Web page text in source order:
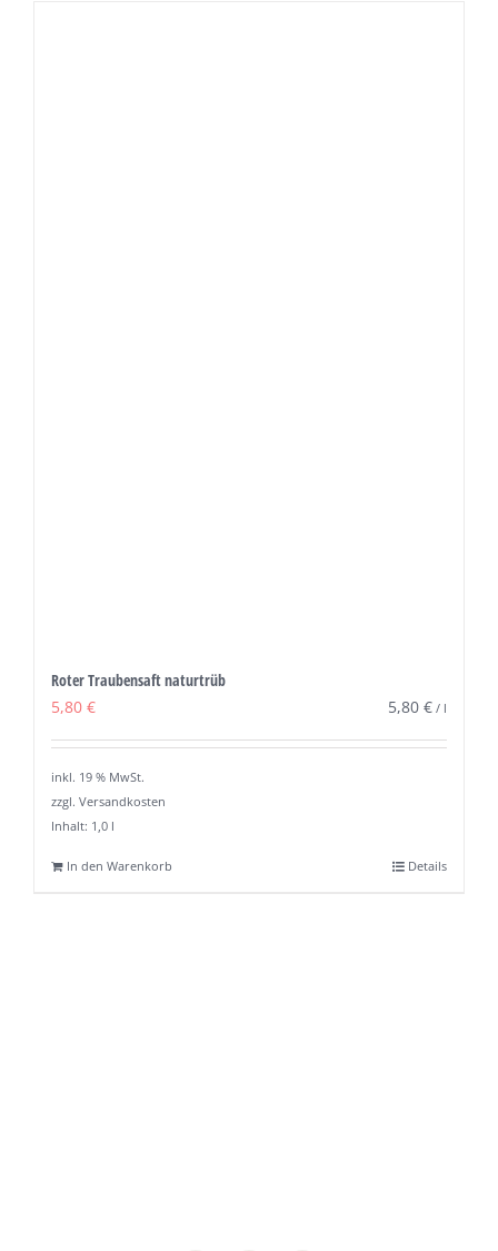
Roter Traubensaft naturtrüb
5,80 € 5,80 € / l
inkl. 19 % MwSt.
zzgl. Versandkosten
Inhalt: 1,0 l
In den Warenkorb Details